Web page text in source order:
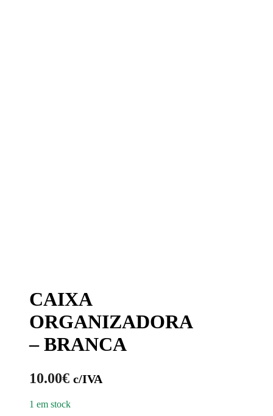
CAIXA
ORGANIZADORA
– BRANCA
10.00€ c/IVA
1 em stock